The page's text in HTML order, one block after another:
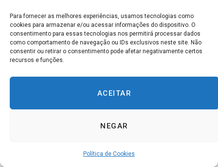
Para fornecer as melhores experiências, usamos tecnologias como
cookies para armazenar e/ou acessar informações do dispositivo. O
consentimento para essas tecnologias nos permitirá processar dados
como comportamento de navegação ou IDs exclusivos neste site. Não
consentir ou retirar o consentimento pode afetar negativamente certos
recursos e funções.
ACEITAR
NEGAR
Política de Cookies
entretanto, cada um tem chegado ao mesmo lugar;
o mesmo impasse. E agora parece a cada um de
vocês que não há escapatória. Pois é verdade que
você não é capaz de escapar sozinho. As suas
histórias parecem ser diferentes, pois elas assumem
formas diferentes. No entanto, o único conteúdo
delas faz de vocês irmãos. Não se preocupem com as
diferenças ou vocês estarão perdidos. Está no
comum, que vocês estão salvos!